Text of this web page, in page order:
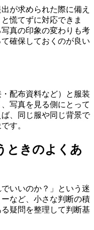
が求められた際に備え
慌てずに対応できま
真の印象の変わりも考
確保しておくのが良い
配布資料など）と服装
写真を見る側にとって
、同じ服や同じ背景で
す。
ときのよくあ
いいのか？」という迷
など、小さな判断の積
疑問を整理して判断基